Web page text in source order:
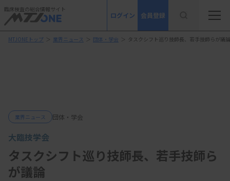
臨床検査の総合情報サイト
ログイン 会員登録
MTJONEトップ ＞ 業界ニュース ＞ 団体・学会 ＞ タスクシフト巡り技師長、若手技師らが議論
業界ニュース 団体・学会
大臨技学会
タスクシフト巡り技師長、若手技師ら
が議論